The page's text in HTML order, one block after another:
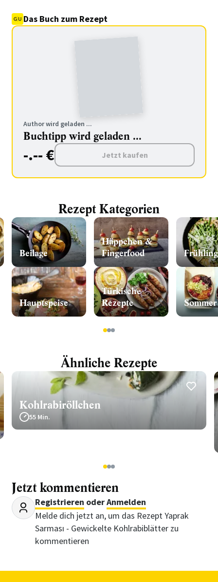
Das Buch zum Rezept
Author wird geladen ...
Buchtipp wird geladen ...
-.-- € Jetzt kaufen
Rezept Kategorien
Beilage
Hauptspeise
Häppchen &
Fingerfood
Türkische
Rezepte
Frühling
Sommer
123
Ähnliche Rezepte
Kohlrabiröllchen
55 Min.
123
Jetzt kommentieren
Registrieren oderAnmelden
Melde dich jetzt an, um das Rezept Yaprak
Sarması - Gewickelte Kohlrabiblätter zu
kommentieren